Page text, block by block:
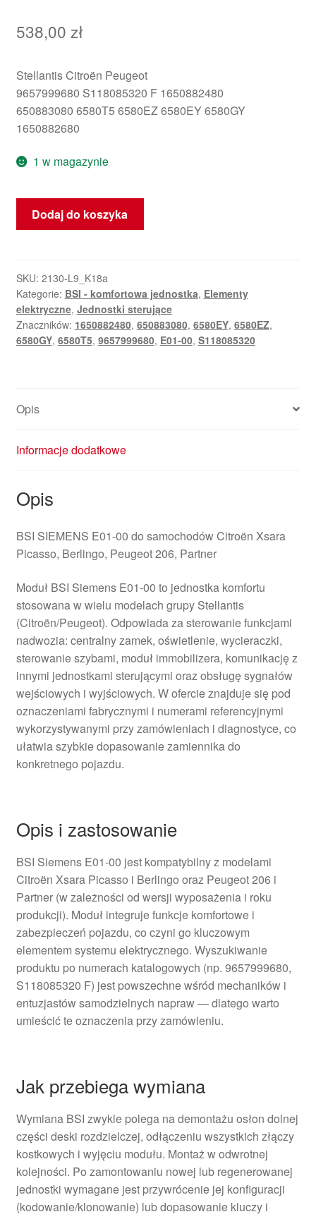
538,00 zł
Stellantis Citroën Peugeot
9657999680 S118085320 F 1650882480
650883080 6580T5 6580EZ 6580EY 6580GY
1650882680
1 w magazynie
ilość
Siemens
00
Citroën
Peugeot
9657999680
S118085320
Dodaj do koszyka
SKU: 2130-L9_K18a
Kategorie: BSI - komfortowa jednostka, Elementy
elektryczne, Jednostki sterujące
Znaczników: 1650882480, 650883080, 6580EY, 6580EZ,
6580GY, 6580T5, 9657999680, E01-00, S118085320
Opis
Informacje dodatkowe
Opis
BSI SIEMENS E01-00 do samochodów Citroën Xsara
Picasso, Berlingo, Peugeot 206, Partner
Moduł BSI Siemens E01-00 to jednostka komfortu
stosowana w wielu modelach grupy Stellantis
(Citroën/Peugeot). Odpowiada za sterowanie funkcjami
nadwozia: centralny zamek, oświetlenie, wycieraczki,
sterowanie szybami, moduł immobilizera, komunikację z
innymi jednostkami sterującymi oraz obsługę sygnałów
wejściowych i wyjściowych. W ofercie znajduje się pod
oznaczeniami fabrycznymi i numerami referencyjnymi
wykorzystywanymi przy zamówieniach i diagnostyce, co
ułatwia szybkie dopasowanie zamiennika do
konkretnego pojazdu.
Opis i zastosowanie
BSI Siemens E01-00 jest kompatybilny z modelami
Citroën Xsara Picasso i Berlingo oraz Peugeot 206 i
Partner (w zależności od wersji wyposażenia i roku
produkcji). Moduł integruje funkcje komfortowe i
zabezpieczeń pojazdu, co czyni go kluczowym
elementem systemu elektrycznego. Wyszukiwanie
produktu po numerach katalogowych (np. 9657999680,
S118085320 F) jest powszechne wśród mechaników i
entuzjastów samodzielnych napraw — dlatego warto
umieścić te oznaczenia przy zamówieniu.
Jak przebiega wymiana
Wymiana BSI zwykle polega na demontażu osłon dolnej
części deski rozdzielczej, odłączeniu wszystkich złączy
kostkowych i wyjęciu modułu. Montaż w odwrotnej
kolejności. Po zamontowaniu nowej lub regenerowanej
jednostki wymagane jest przywrócenie jej konfiguracji
(kodowanie/klonowanie) lub dopasowanie kluczy i